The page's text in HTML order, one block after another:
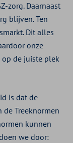
zorg. Daarnaast
blijven. Ten
Dit alles
onze
de juiste plek
is dat de
Treeknormen
kunnen
we door: